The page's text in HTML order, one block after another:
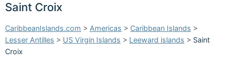
Saint Croix
CaribbeanIslands.com > Americas > Caribbean Islands >
Lesser Antilles > US Virgin Islands > Leeward islands > Saint
Croix